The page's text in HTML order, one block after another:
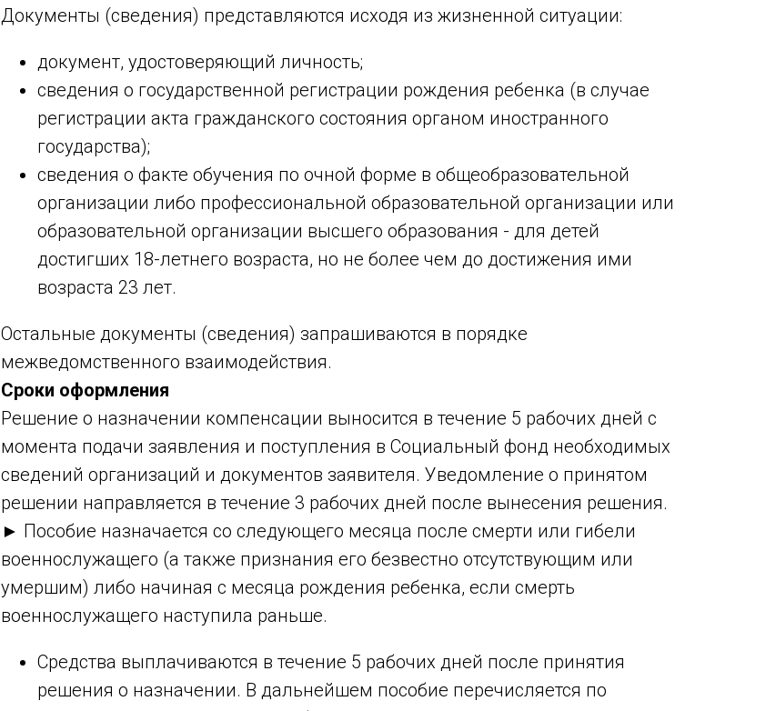
Документы (сведения) представляются исходя из жизненной ситуации:
документ, удостоверяющий личность;
сведения о государственной регистрации рождения ребенка (в случае
регистрации акта гражданского состояния органом иностранного
государства);
сведения о факте обучения по очной форме в общеобразовательной
организации либо профессиональной образовательной организации или
образовательной организации высшего образования - для детей
достигших 18-летнего возраста, но не более чем до достижения ими
возраста 23 лет.
Остальные документы (сведения) запрашиваются в порядке
межведомственного взаимодействия.
Сроки оформления
Решение о назначении компенсации выносится в течение 5 рабочих дней с
момента подачи заявления и поступления в Социальный фонд необходимых
сведений организаций и документов заявителя. Уведомление о принятом
решении направляется в течение 3 рабочих дней после вынесения решения.
► Пособие назначается со следующего месяца после смерти или гибели
военнослужащего (а также признания его безвестно отсутствующим или
умершим) либо начиная с месяца рождения ребенка, если смерть
военнослужащего наступила раньше.
Средства выплачиваются в течение 5 рабочих дней после принятия
решения о назначении. В дальнейшем пособие перечисляется по